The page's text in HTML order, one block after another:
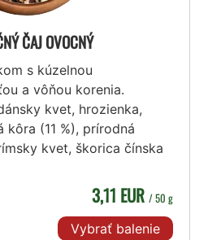
ČAJ OVOCNÝ
s kúzelnou
a vôňou korenia.
kvet, hrozienka,
kôra (11 %), prírodná
kvet, škorica čínska
3,11 EUR / 50 g
Vybrať balenie